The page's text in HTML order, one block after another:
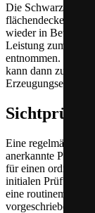
Die
flächendeckenden
wieder in Betrieb
Leistung zum Start
entnommen. Die
kann dann zum
Eine regelmäßige
anerkannte
für einen
initialen Prüfung
eine routinemäßige
vorgeschrieben.